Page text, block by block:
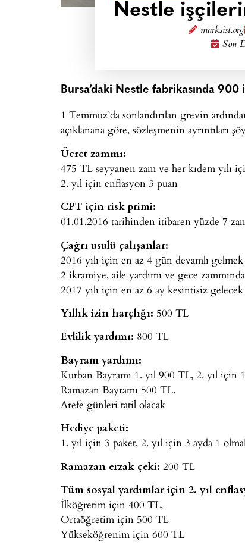
Nestle
marksist.org
Son
Bursa’daki Nestle fabrikasında 900
1 Temmuz’da sonlandırılan grevin
açıklanana göre, sözleşmenin ayrıntıları
Ücret zammı:
475 TL seyyanen zam ve her kıdem yılı
2. yıl için enflasyon 3 puan
CPT için risk primi:
01.01.2016 tarihinden itibaren yüzde 7
Çağrı usulü çalışanlar:
2016 yılı için en az 4 gün devamlı
2 ikramiye, aile yardımı ve gece
2017 yılı için en az 6 ay kesintisiz
Yıllık izin harçlığı: 500 TL
Evlilik yardımı: 800 TL
Bayram yardımı:
Kurban Bayramı 1. yıl 900 TL, 2. yıl için
Ramazan Bayramı 500 TL.
Arefe günleri tatil olacak
Hediye paketi:
1. yıl için 3 paket, 2. yıl için 3 ayda 1
Ramazan erzak çeki: 200 TL
Tüm sosyal yardımlar için 2. yıl
İlköğretim için 400 TL,
Ortaöğretim için 500 TL
Yükseköğrenim için 600 TL